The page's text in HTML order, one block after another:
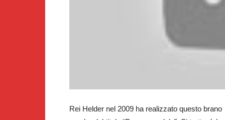
Rei Helder nel 2009 ha realizzato questo brano